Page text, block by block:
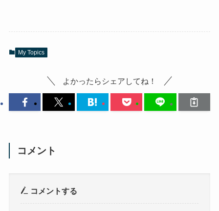
My Topics
よかったらシェアしてね！
コメント
コメントする